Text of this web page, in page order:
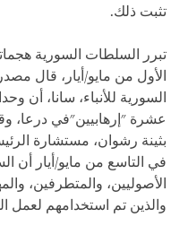
تثبت ذلك.
تبرر السلطات السورية
الأول من مايو/أيار، قال
السورية للأنباء، سانا، أن
بثينة رشوان، مستشارة
في التاسع من مايو/أيار أن
الأصوليين، والمتطرفين،
والذين تم استخدامهم لعمل